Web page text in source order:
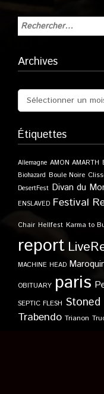
Archives
Étiquettes
Allemagne AMON AMARTH
Biohazard Boule Noire
DesertFest Divan du
ENSLAVED Festival
Chair Hellfest Karma to
report
MACHINE HEAD
OBITUARY paris
SEPTIC FLESH
Trabendo Trianon